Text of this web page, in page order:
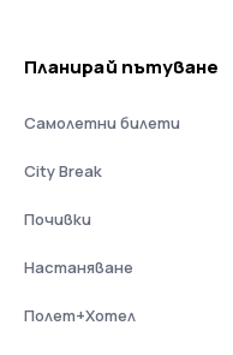
Планирай пътуване
Самолетни билети
City Break
Почивки
Настаняване
Полет+Хотел